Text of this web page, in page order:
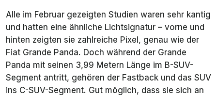
Alle im Februar gezeigten Studien waren sehr kantig
und hatten eine ähnliche Lichtsignatur – vorne und
hinten zeigten sie zahlreiche Pixel, genau wie der
Fiat Grande Panda. Doch während der Grande
Panda mit seinen 3,99 Metern Länge im B-SUV-
Segment antritt, gehören der Fastback und das SUV
ins C-SUV-Segment. Gut möglich, dass sie sich an